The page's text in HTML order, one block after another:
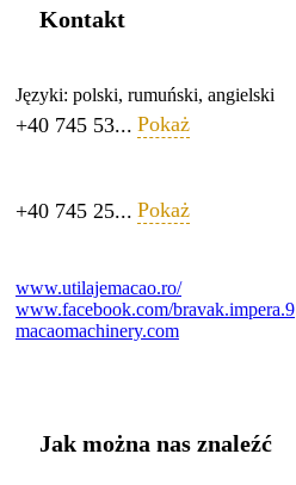
Kontakt
Języki: polski, rumuński, angielski
+40 745 53... Pokaż
+40 745 25... Pokaż
www.utilajemacao.ro/
www.facebook.com/bravak.impera.9
macaomachinery.com
Jak można nas znaleźć